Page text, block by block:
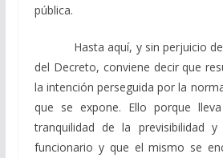
pública.
Hasta aquí, y sin perjuicio de
del Decreto, conviene decir que
la intención perseguida por la
que se expone. Ello porque
tranquilidad de la previsibilidad
funcionario y que el mismo se